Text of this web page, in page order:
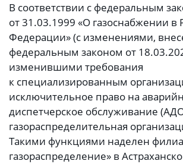
В соответствии с федеральным
от 31.03.1999 «О газоснабжении в
Федерации» (с изменениями,
федеральным законом от
изменившими требования
к специализированным
исключительное право на
диспетчерское обслуживание
газораспределительная
Такими функциями наделен
газораспределение» в